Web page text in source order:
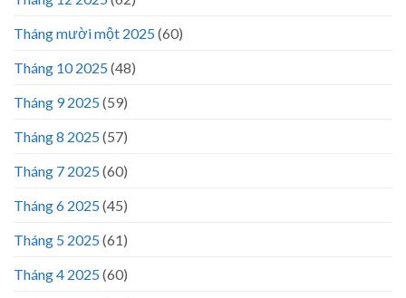
Tháng mười một 2025(60)
Tháng 10 2025(48)
Tháng 9 2025(59)
Tháng 8 2025(57)
Tháng 7 2025(60)
Tháng 6 2025(45)
Tháng 5 2025(61)
Tháng 4 2025(60)